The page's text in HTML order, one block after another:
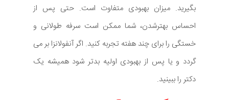
بگیرید. میزان بهبودی متفاوت است. حتی پس از
احساس بهترشدن، شما ممکن است سرفه طولانی و
خستگی را برای چند هفته تجربه کنید. اگر آنفولانزا بر می
گردد و یا پس از بهبودی اولیه بدتر شود همیشه یک
دکتر را ببینید.